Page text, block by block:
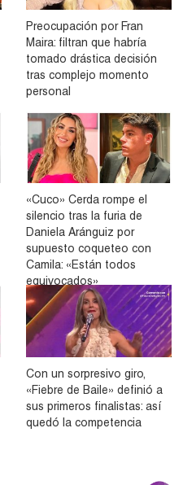
Preocupación por Fran
Maira: filtran que habría
tomado drástica decisión
tras complejo momento
personal
«Cuco» Cerda rompe el
silencio tras la furia de
Daniela Aránguiz por
supuesto coqueteo con
Camila: «Están todos
equivocados»
Con un sorpresivo giro,
«Fiebre de Baile» definió a
sus primeros finalistas: así
quedó la competencia